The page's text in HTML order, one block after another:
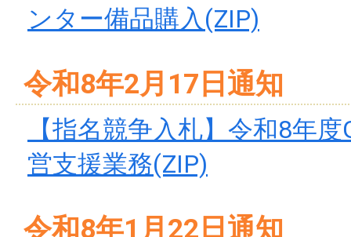
ンター備品購入(ZIP)
令和8年2月17日通知
【指名競争入札】令和8年
営支援業務(ZIP)
令和8年1月22日通知